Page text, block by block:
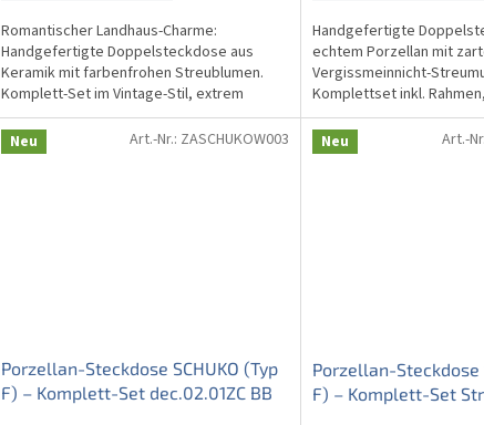
Romantischer Landhaus-Charme:
Handgefertigte Doppelsteckdose aus
Keramik mit farbenfrohen Streublumen.
Komplett-Set im Vintage-Stil, extrem
robust durch 820 °C Hochbrand.
Handgefertigte
echtem Porzellan mit
Vergissmeinnicht-
Komplettset inkl.
Standard (Typ F),
gebrannt.
Neu
Porzellan-Steckdose SCHUKO (Typ
F) – Komplett-Set dec.02.01ZC BB
Art.-Nr.: ZASCHUKOW003 Neu
Porzellan-Steckdose
F) – Komplett-Set
Art.-